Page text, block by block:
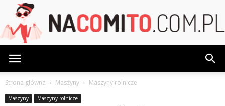
Strona główna Maszyny Maszyny rolnicze
Maszyny Maszyny rolnicze